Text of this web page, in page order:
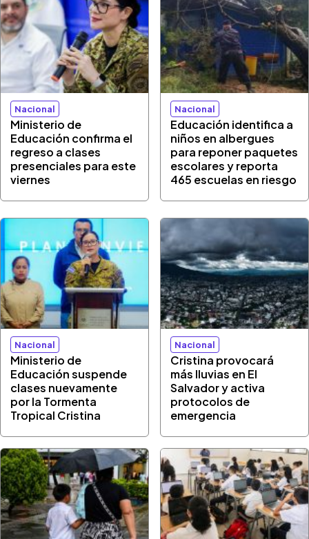
Nacional
Ministerio de
Educación confirma el
regreso a clases
presenciales para este
viernes
Nacional
Educación identifica a
niños en albergues
para reponer paquetes
escolares y reporta
465 escuelas en riesgo
Nacional
Ministerio de
Educación suspende
clases nuevamente
por la Tormenta
Tropical Cristina
Nacional
Cristina provocará
más lluvias en El
Salvador y activa
protocolos de
emergencia